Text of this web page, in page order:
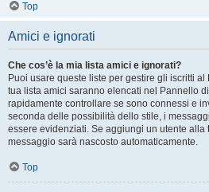
Top
Amici e ignorati
Che cos’è la mia lista amici e ignorati?
Puoi usare queste liste per gestire gli iscritti
tua lista amici saranno elencati nel Pannello
rapidamente controllare se sono connessi e
seconda delle possibilità dello stile, i
essere evidenziati. Se aggiungi un utente alla
messaggio sarà nascosto automaticamente.
Top